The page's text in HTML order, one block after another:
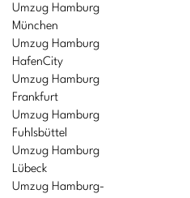
Umzug Hamburg
München
Umzug Hamburg
HafenCity
Umzug Hamburg
Frankfurt
Umzug Hamburg
Fuhlsbüttel
Umzug Hamburg
Lübeck
Umzug Hamburg-